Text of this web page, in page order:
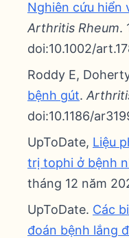
Nghiên cứu hiển
Arthritis Rheum.
doi:10.1002/
Roddy E,
bệnh gút.
doi:10.1186/
UpToDate, Liệu
trị tophi ở bệnh
tháng 12 năm
UpToDate. Các
đoán bệnh lắng